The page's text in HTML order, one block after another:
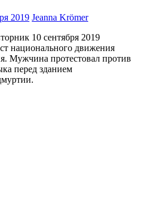
2019 Jeanna Krömer
10 сентября 2019
национального движения
Мужчина протестовал против
перед зданием